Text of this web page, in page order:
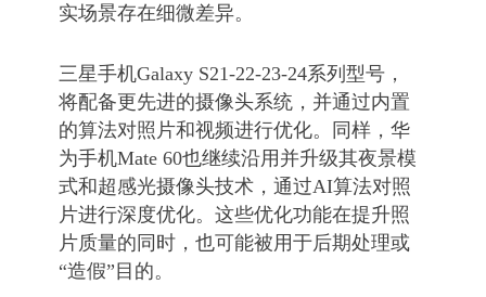
实场景存在细微差异。
三星手机Galaxy S21-22-23-24系列型号，
将配备更先进的摄像头系统，并通过内置
的算法对照片和视频进行优化。同样，华
为手机Mate 60也继续沿用并升级其夜景模
式和超感光摄像头技术，通过AI算法对照
片进行深度优化。这些优化功能在提升照
片质量的同时，也可能被用于后期处理或
“造假”目的。